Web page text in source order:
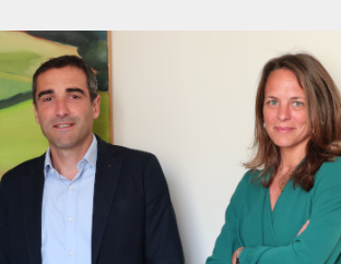
et amputation
×